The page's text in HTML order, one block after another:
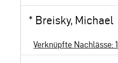
* Breisky, Michael
Verknüpfte Nachlässe: 1